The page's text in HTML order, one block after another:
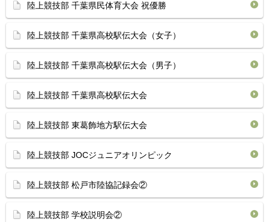
陸上競技部 千葉県民体育大会 祝優勝
陸上競技部 千葉県高校駅伝大会（女子）
陸上競技部 千葉県高校駅伝大会（男子）
陸上競技部 千葉県高校駅伝大会
陸上競技部 東葛飾地方駅伝大会
陸上競技部 JOCジュニアオリンピック
陸上競技部 松戸市陸協記録会②
陸上競技部 学校説明会②